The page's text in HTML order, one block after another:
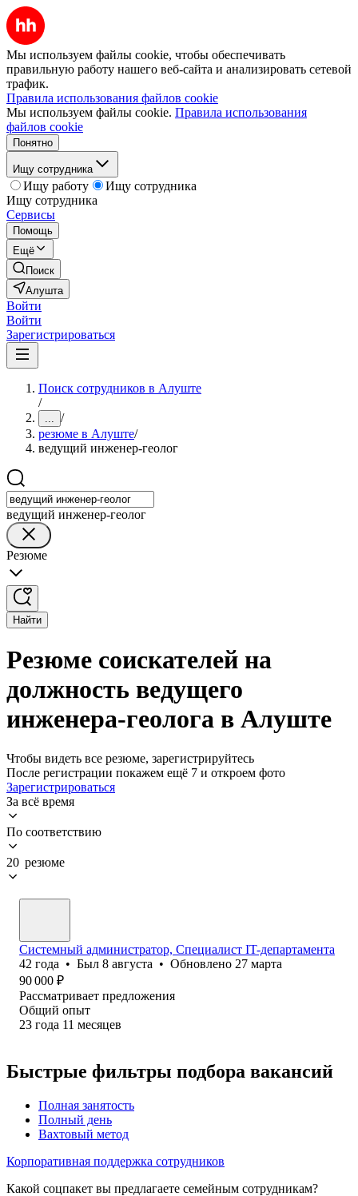
Мы используем файлы cookie, чтобы обеспечивать
правильную работу нашего веб-сайта и анализировать сетевой
трафик.
Правила использования файлов cookie
Мы используем файлы cookie. Правила использования
файлов cookie
Понятно
Ищу сотрудника
Ищу работу
Ищу сотрудника
Ищу сотрудника
Сервисы
Помощь
Ещё
Поиск
Алушта
Войти
Войти
Зарегистрироваться
Поиск сотрудников в Алуште
/
... /
резюме в Алуште/
ведущий инженер-геолог
ведущий инженер-геолог
Резюме
Найти
Резюме соискателей на
должность ведущего
инженера-геолога в Алуште
Чтобы видеть все резюме, зарегистрируйтесь
После регистрации покажем ещё 7 и откроем фото
Зарегистрироваться
За всё время
По соответствию
20 резюме
Системный администратор, Специалист IT-департамента
42 года • Был 8 августа • Обновлено 27 марта
90 000 ₽
Рассматривает предложения
Общий опыт
23 года 11 месяцев
Быстрые фильтры подбора вакансий
Полная занятость
Полный день
Вахтовый метод
Корпоративная поддержка сотрудников
Какой соцпакет вы предлагаете семейным сотрудникам?